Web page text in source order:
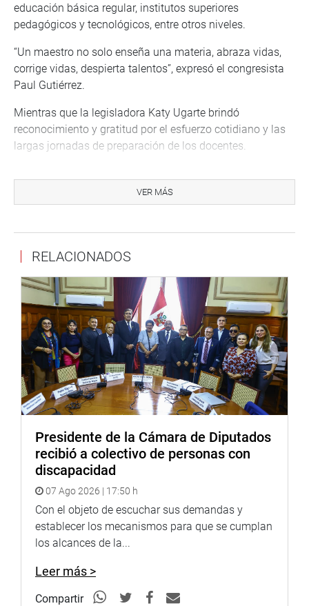
educación básica regular, institutos superiores
pedagógicos y tecnológicos, entre otros niveles.
“Un maestro no solo enseña una materia, abraza vidas,
corrige vidas, despierta talentos”, expresó el congresista
Paul Gutiérrez.
Mientras que la legisladora Katy Ugarte brindó
reconocimiento y gratitud por el esfuerzo cotidiano y las
largas jornadas de preparación de los docentes.
La ceremonia contó con la presencia de representantes de
la Federación Nacional de Auxiliares de Educación del
Marina de Guerra del Perú, de docentes penitenciarios; de
la Asociación de Profesores Cesantes de las Fuerzas
Armadas y la Policía Nacional, entre otros.
Asimismo, del Sindicato de Docentes de Educación
Superior Pedagógica del Perú y los maestros cesantes del
Perú.
que no hay que perder de vista que el más alto cargo que
un ciudadano puede desempeñar en democracia es el de
VER MÁS
RELACIONADOS
Presidente de la Cámara de Diputados
recibió a colectivo de personas con
discapacidad
07 Ago 2026 | 17:50 h
Con el objeto de escuchar sus demandas y
establecer los mecanismos para que se cumplan
los alcances de la...
Leer más >
Compartir